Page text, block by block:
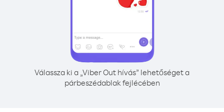
Válassza ki a „Viber Out hívás” lehetőséget a
párbeszédablak fejlécében